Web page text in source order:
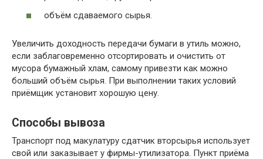
объём сдаваемого сырья.
Увеличить доходность передачи бумаги в утиль можно,
если заблаговременно отсортировать и очистить от
мусора бумажный хлам, самому привезти как можно
больший объём сырья. При выполнении таких условий
приёмщик установит хорошую цену.
Способы вывоза
Транспорт под макулатуру сдатчик вторсырья использует
свой или заказывает у фирмы-утилизатора. Пункт приёма